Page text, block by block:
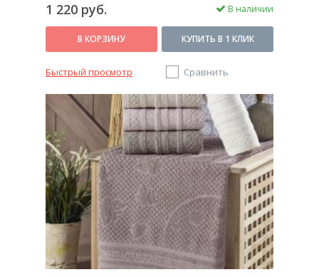
1 220 руб. В наличии
В КОРЗИНУ КУПИТЬ В 1 КЛИК
Быстрый просмотр Сравнить